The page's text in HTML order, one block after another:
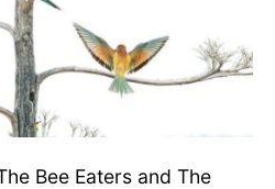
Bee Eaters and The